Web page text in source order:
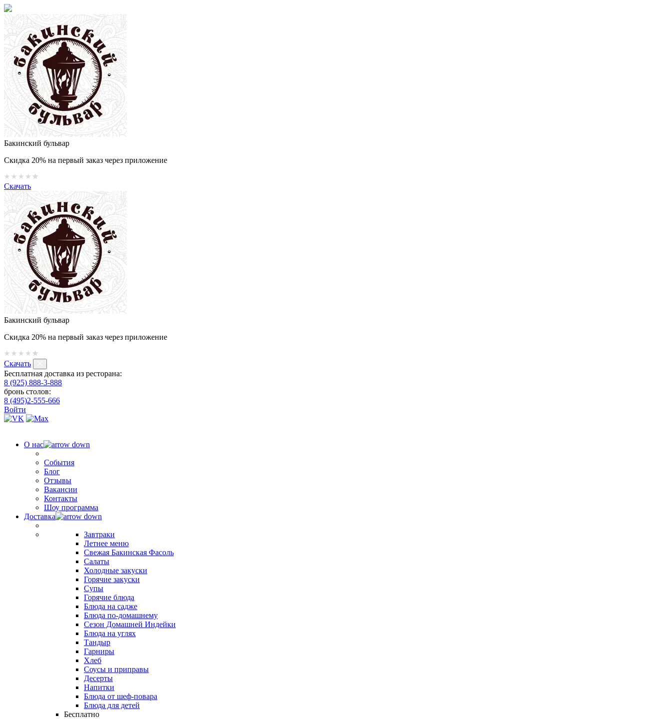
Бакинский бульвар
Скидка 20% на первый заказ через приложение
Скачать
Бакинский бульвар
Скидка 20% на первый заказ через приложение
Скачать
Бесплатная доставка из ресторана:
8 (925) 888-3-888
бронь столов:
8 (495)2-555-666
Войти
О нас
События
Блог
Отзывы
Вакансии
Контакты
Шоу программа
Доставка
Завтраки
Летнее меню
Свежая Бакинская Фасоль
Салаты
Холодные закуски
Горячие закуски
Супы
Горячие блюда
Блюда на садже
Блюда по-домашнему
Сезон Домашней Индейки
Блюда на углях
Тандыр
Гарниры
Хлеб
Соусы и приправы
Десерты
Напитки
Блюда от шеф-повара
Блюда для детей
Бесплатно